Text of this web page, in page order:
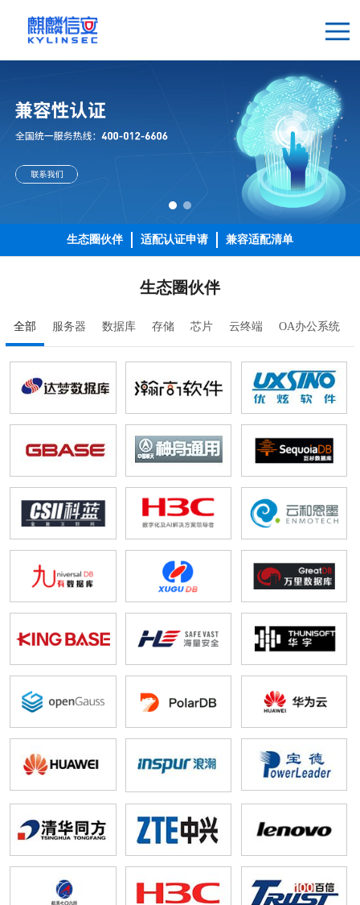
生态圈伙伴 适配认证申请 兼容适配清单
生态圈伙伴
全部 服务器 数据库 存储 芯片 云终端 OA办公系统
信息安全 金融终端 移动手写终端 流版签